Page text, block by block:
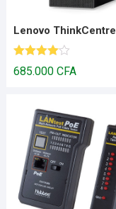
Lenovo ThinkCentre
Note4.00
sur 5
685.000 CFA